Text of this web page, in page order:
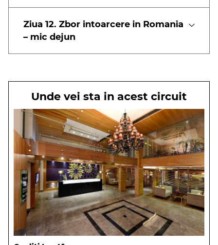
Ziua 12. Zbor intoarcere in Romania
– mic dejun
Unde vei sta in acest circuit